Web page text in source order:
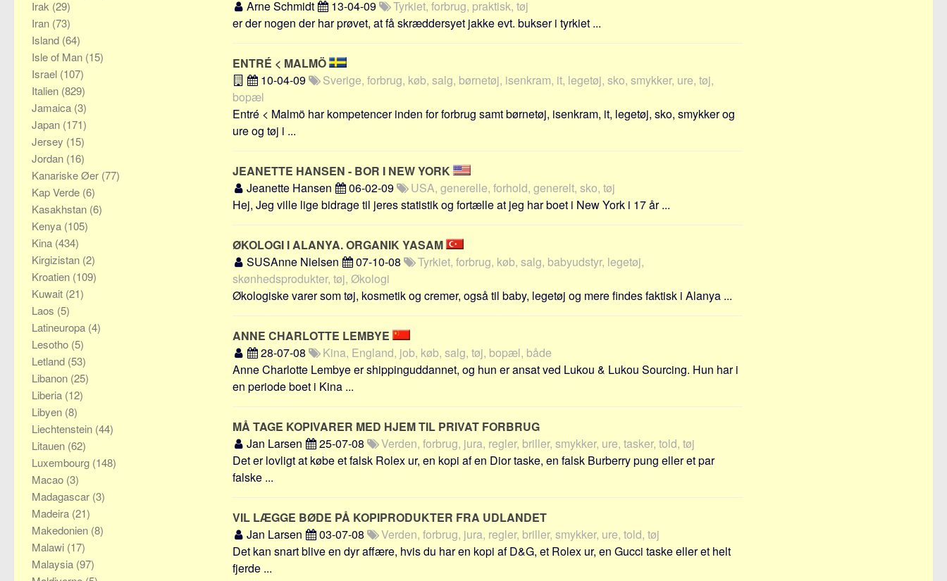
Arne Schmidt
13-04-09
Tyrkiet, forbrug, praktisk, tøj
er der nogen der har prøvet, at få skræddersyet jakke evt. bukser i tyrkiet ...
ENTRÉ < MALMÖ
10-04-09
Sverige, forbrug, køb, salg, børnetøj, isenkram, it, legetøj, sko, smykker, ure, tøj,
bopæl
Entré < Malmö har kompetencer inden for forbrug samt børnetøj, isenkram, it, legetøj, sko, smykker og
ure og tøj i ...
JEANETTE HANSEN - BOR I NEW YORK
Jeanette Hansen
06-02-09
USA, generelle, forhold, generelt, sko, tøj
Hej, Jeg ville lige bidrage til jeres statistik og fortælle at jeg har boet i New York i 17 år ...
ØKOLOGI I ALANYA. ORGANIK YASAM
SUSAnne Nielsen
07-10-08
Tyrkiet, forbrug, køb, salg, babyudstyr, legetøj,
skønhedsprodukter, tøj, Økologi
Økologiske varer som tøj, kosmetik og cremer, også til baby, legetøj og mere findes faktisk i Alanya ...
ANNE CHARLOTTE LEMBYE
28-07-08
Kina, England, job, køb, salg, tøj, bopæl, både
Anne Charlotte Lembye er shippinguddannet, og hun er ansat ved Lukou & Lukou Sourcing. Hun har i
en periode boet i Kina ...
MÅ TAGE KOPIVARER MED HJEM TIL PRIVAT FORBRUG
Jan Larsen
25-07-08
Verden, forbrug, jura, regler, briller, smykker, ure, tasker, told, tøj
Det er lovligt at købe et falsk Rolex ur, en kopi af en Dior taske, en falsk Burberry pung eller et par
falske ...
VIL LÆGGE BØDE PÅ KOPIPRODUKTER FRA UDLANDET
Jan Larsen
03-07-08
Verden, forbrug, jura, regler, briller, smykker, ure, told, tøj
Det kan snart blive en dyr affære, hvis du har en kopi af D&G, et Rolex ur, en Gucci taske eller et helt
fjerde ...
Irak (29)
Iran (73)
Island (64)
Isle of Man (15)
Israel (107)
Italien (829)
Jamaica (3)
Japan (171)
Jersey (15)
Jordan (16)
Kanariske Øer (77)
Kap Verde (6)
Kasakhstan (6)
Kenya (105)
Kina (434)
Kirgizistan (2)
Kroatien (109)
Kuwait (21)
Laos (5)
Latineuropa (4)
Lesotho (5)
Letland (53)
Libanon (25)
Liberia (12)
Libyen (8)
Liechtenstein (44)
Litauen (62)
Luxembourg (148)
Macao (3)
Madagascar (3)
Madeira (21)
Makedonien (8)
Malawi (17)
Malaysia (97)